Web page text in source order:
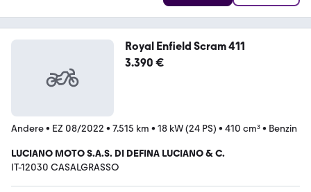
Royal Enfield Scram 411
3.390 €
Andere• EZ 08/2022 • 7.515 km • 18 kW (24 PS) • 410 cm³• Benzin
LUCIANO MOTO S.A.S. DI DEFINA LUCIANO & C.
IT-12030 CASALGRASSO